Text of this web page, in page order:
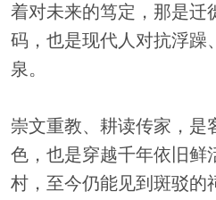
着对未来的笃定，那是迁
码，也是现代人对抗浮躁
泉。
崇文重教、耕读传家，是
色，也是穿越千年依旧鲜
村，至今仍能见到斑驳的